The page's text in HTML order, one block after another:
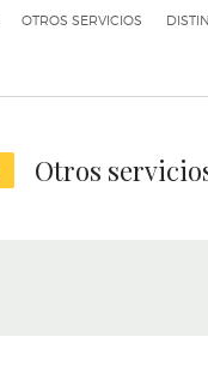
OTROS SERVICIOS
Otros